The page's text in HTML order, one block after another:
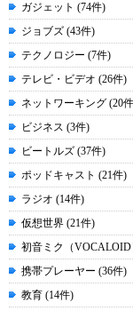
ガジェット (74件)
ジョブズ (43件)
テクノロジー (7件)
テレビ・ビデオ (26件)
ネットワーキング (20
ビジネス (3件)
ビートルズ (37件)
ポッドキャスト (21件)
ラジオ (14件)
仮想世界 (21件)
初音ミク（VOCALOID
携帯プレーヤー (36件)
教育 (14件)